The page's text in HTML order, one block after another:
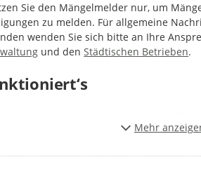
Sie den Mängelmelder nur, um
zu melden. Für allgemeine
wenden Sie sich bitte an Ihre
und denStädtischen Betrieben.
Verwendung Ihrer Standortdaten
Meldung.
Sie dann die Kategorie Ihrer Meldung
Mehr